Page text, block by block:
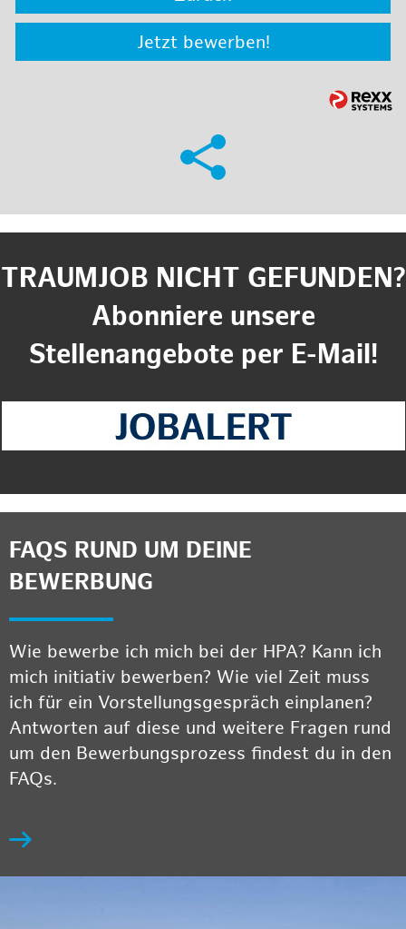
Jetzt bewerben!
TRAUMJOB NICHT GEFUNDEN?
Abonniere unsere
Stellenangebote per E-Mail!
FAQS RUND UM DEINE
BEWERBUNG
Wie bewerbe ich mich bei der HPA? Kann ich
mich initiativ bewerben? Wie viel Zeit muss
ich für ein Vorstellungsgespräch einplanen?
Antworten auf diese und weitere Fragen rund
um den Bewerbungsprozess findest du in den
FAQs.